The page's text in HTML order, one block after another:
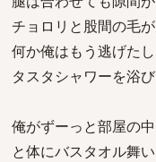
チョロリと股間の毛
何か俺はもう逃げた
タスタシャワーを浴
俺がずーっと部屋の
と体にバスタオル舞